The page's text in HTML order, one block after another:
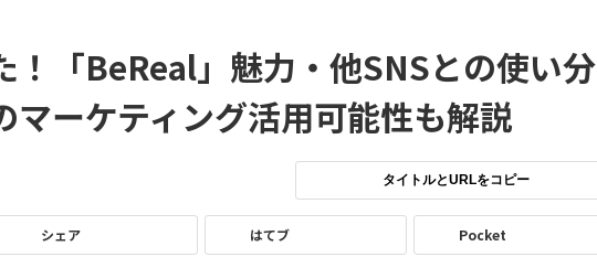
！「BeReal」魅力・他SNSとの使い分
マーケティング活用可能性も解説
タイトルとURLをコピー
シェア はてブ Pocket